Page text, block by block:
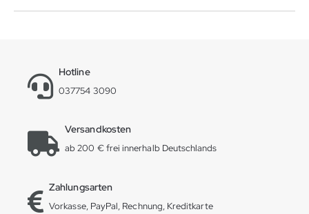
Hotline
037754 3090
Versandkosten
ab 200 € frei innerhalb Deutschlands
Zahlungsarten
Vorkasse, PayPal, Rechnung, Kreditkarte